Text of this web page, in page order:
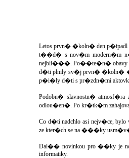
Letos prvn� �koln� den
t��d� s nov�m modern�m
nejbli���. Po��te�n� obavy
d�ti plnily sv�j prvn� �koln�
p�i�ly d�ti s pr�zdn�mi
Podobn� slavnostn�
odlou�en�. Po kr�tk�m
Co d�ti nadchlo asi nejv�ce,
ze kter�ch se na ���ky
Dal�� novinkou pro ��ky je
informatiky.